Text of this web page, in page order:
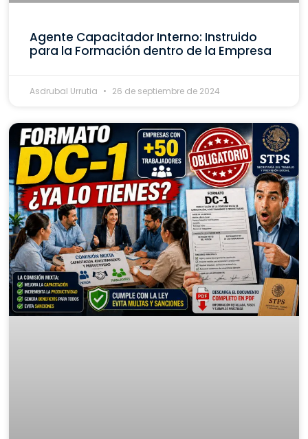
Agente Capacitador Interno: Instruido
para la Formación dentro de la Empresa
Asdrubal Urrutia 26 de septiembre de 2024